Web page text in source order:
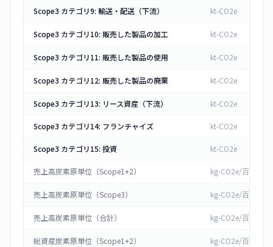
Scope3 カテゴリ9: 輸送・配送（下流） kt-CO2e
Scope3 カテゴリ10: 販売した製品の加工 kt-CO2e
Scope3 カテゴリ11: 販売した製品の使用 kt-CO2e
Scope3 カテゴリ12: 販売した製品の廃棄 kt-CO2e
Scope3 カテゴリ13: リース資産（下流） kt-CO2e
Scope3 カテゴリ14: フランチャイズ kt-CO2e
Scope3 カテゴリ15: 投資 kt-CO2e
売上高炭素原単位（Scope1+2） kg-CO2e/百万円
売上高炭素原単位（Scope3） kg-CO2e/百万円
売上高炭素原単位（合計） kg-CO2e/百万円
総資産炭素原単位（Scope1+2） kg-CO2e/百万円